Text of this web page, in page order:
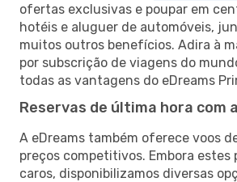
ofertas exclusivas e poupar em
hotéis e aluguer de automóveis,
muitos outros benefícios. Adira à
por subscrição de viagens do
todas as vantagens do eDreams
Reservas de última hora com
A eDreams também oferece voos
preços competitivos. Embora estes
caros, disponibilizamos diversas